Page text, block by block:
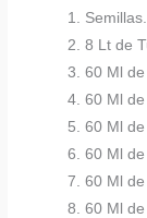
1. Semillas.
2. 8 Lt de
3. 60 Ml
4. 60 Ml de
5. 60 Ml
6. 60 Ml
7. 60 Ml
8. 60 Ml